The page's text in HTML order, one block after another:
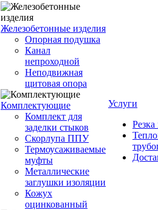
Железобетонные изделия
Опорная подушка
Канал
непроходной
Неподвижная
щитовая опора
Комплектующие
Комплект для
заделки стыков
Скорлупа ППУ
Термоусаживаемые
муфты
Металлические
заглушки изоляции
Кожух
оцинкованный
Услуги
Резка